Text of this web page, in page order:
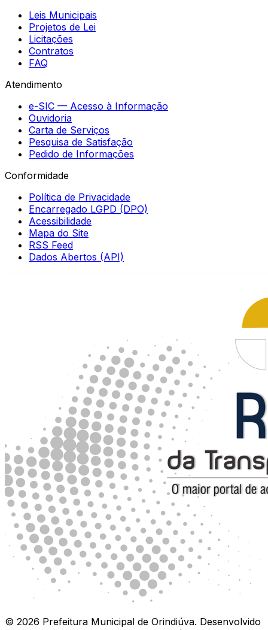
Leis Municipais
Projetos de Lei
Licitações
Contratos
FAQ
Atendimento
e-SIC — Acesso à Informação
Ouvidoria
Carta de Serviços
Pesquisa de Satisfação
Pedido de Informações
Conformidade
Política de Privacidade
Encarregado LGPD (DPO)
Acessibilidade
Mapa do Site
RSS Feed
Dados Abertos (API)
© 2026 Prefeitura Municipal de Orindiúva. Desenvolvido